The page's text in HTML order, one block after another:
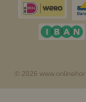
© 2026